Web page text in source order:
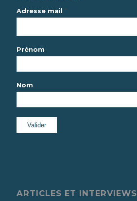
Adresse mail *
Prénom
Nom
ARTICLES ET INTERVIEWS